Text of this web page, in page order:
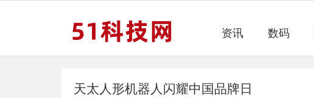
资讯 数码
天太人形机器人闪耀中国品牌日